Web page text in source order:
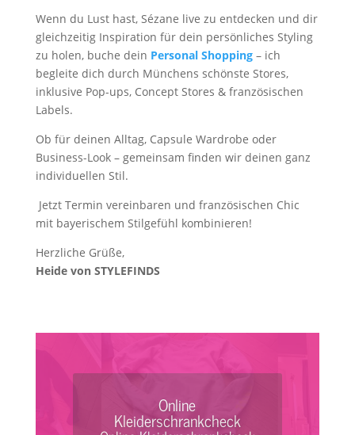
Wenn du Lust hast, Sézane live zu entdecken und dir
gleichzeitig Inspiration für dein persönliches Styling
zu holen, buche dein Personal Shopping– ich
begleite dich durch Münchens schönste Stores,
inklusive Pop-ups, Concept Stores & französischen
Labels.
Ob für deinen Alltag, Capsule Wardrobe oder
Business-Look – gemeinsam finden wir deinen ganz
individuellen Stil.
Jetzt Termin vereinbaren und französischen Chic
mit bayerischem Stilgefühl kombinieren!
Herzliche Grüße,
Heide von STYLEFINDS